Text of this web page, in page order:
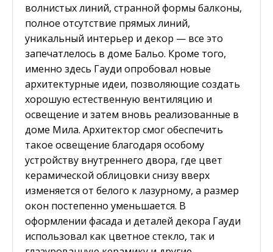
волнистых линий, странной формы балконы,
полное отсутствие прямых линий,
уникальный интерьер и декор — все это
запечатлелось в доме Бальо. Кроме того,
именно здесь Гауди опробовал новые
архитектурные идеи, позволяющие создать
хорошую естественную вентиляцию и
освещение и затем вновь реализованные в
доме Мила. Архитектор смог обеспечить
такое освещение благодаря особому
устройству внутреннего двора, где цвет
керамической облицовки снизу вверх
изменяется от белого к лазурному, а размер
окон постепенно уменьшается. В
оформлении фасада и деталей декора Гауди
использовал как цветное стекло, так и